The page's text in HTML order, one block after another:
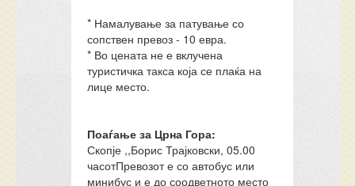
* Намалување за патување со
сопствен превоз - 10 евра.
* Во цената не е вклучена
туристичка такса која се плаќа на
лице место.
Поаѓање за Црна Гора:
Скопје ,,Борис Трајковски, 05.00
часотПревозот е со автобус или
минибус и е до соодветното место